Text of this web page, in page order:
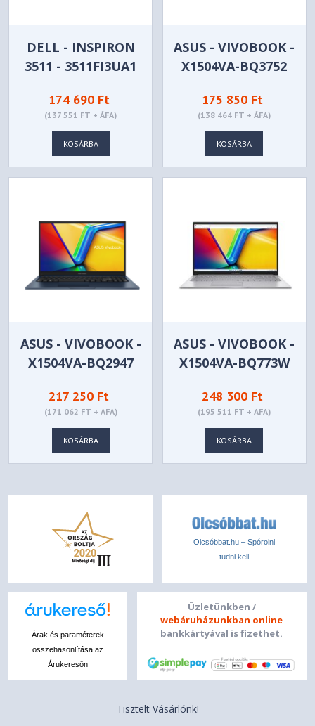
DELL - INSPIRON
3511 - 3511FI3UA1
174 690 Ft
(137 551 FT + ÁFA)
KOSÁRBA
ASUS - VIVOBOOK -
X1504VA-BQ3752
175 850 Ft
(138 464 FT + ÁFA)
KOSÁRBA
ASUS - VIVOBOOK -
X1504VA-BQ2947
217 250 Ft
(171 062 FT + ÁFA)
KOSÁRBA
ASUS - VIVOBOOK -
X1504VA-BQ773W
248 300 Ft
(195 511 FT + ÁFA)
KOSÁRBA
Olcsóbbat.hu – Spórolni
tudni kell
Árak és paraméterek
összehasonlítása az
Árukeresőn
Üzletünkben /
webáruházunkban online
bankkártyával is fizethet.
Tisztelt Vásárlónk!